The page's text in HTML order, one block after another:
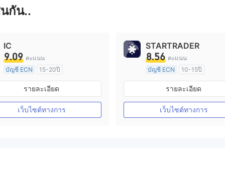
กัน..
IC
9.09 คะแนน
บัญชี ECN
15-20ปี
การกำกับดูแล ออสเตรเลีย
ใบอนุญาต MT4 แบบเต็ม
รายละเอียด
เว็บไซต์ทางการ
STARTRADER
8.56 คะแนน
บัญชี ECN
10-15ปี
การกำกับดูแล ออสเตรเลีย
ใบอนุญาต MT4 แบบเต็ม
รายละเอียด
เว็บไซต์ทางการ